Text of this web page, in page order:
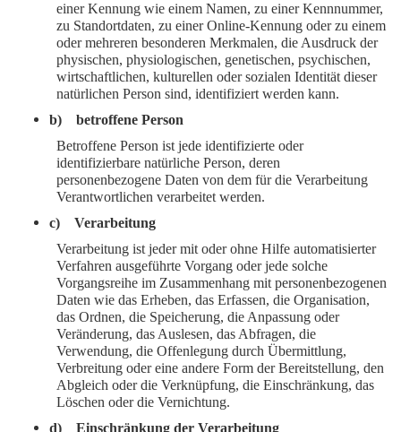
einer Kennung wie einem Namen, zu einer Kennnummer,
zu Standortdaten, zu einer Online-Kennung oder zu einem
oder mehreren besonderen Merkmalen, die Ausdruck der
physischen, physiologischen, genetischen, psychischen,
wirtschaftlichen, kulturellen oder sozialen Identität dieser
natürlichen Person sind, identifiziert werden kann.
b) betroffene Person
Betroffene Person ist jede identifizierte oder
identifizierbare natürliche Person, deren
personenbezogene Daten von dem für die Verarbeitung
Verantwortlichen verarbeitet werden.
c) Verarbeitung
Verarbeitung ist jeder mit oder ohne Hilfe automatisierter
Verfahren ausgeführte Vorgang oder jede solche
Vorgangsreihe im Zusammenhang mit personenbezogenen
Daten wie das Erheben, das Erfassen, die Organisation,
das Ordnen, die Speicherung, die Anpassung oder
Veränderung, das Auslesen, das Abfragen, die
Verwendung, die Offenlegung durch Übermittlung,
Verbreitung oder eine andere Form der Bereitstellung, den
Abgleich oder die Verknüpfung, die Einschränkung, das
Löschen oder die Vernichtung.
d) Einschränkung der Verarbeitung